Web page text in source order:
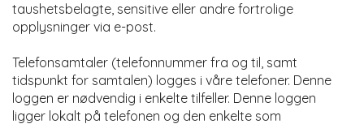
taushetsbelagte, sensitive eller andre fortrolige
opplysninger via e-post.
Telefonsamtaler (telefonnummer fra og til, samt
tidspunkt for samtalen) logges i våre telefoner. Denne
loggen er nødvendig i enkelte tilfeller. Denne loggen
ligger lokalt på telefonen og den enkelte som